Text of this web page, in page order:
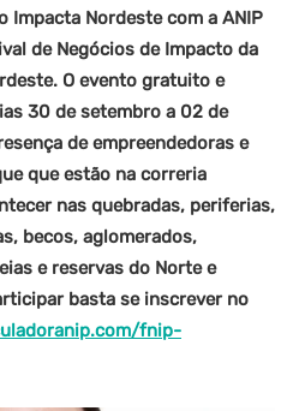
Impacta Nordeste com a ANIP
de Negócios de Impacto da
O evento gratuito e
30 de setembro a 02 de
de empreendedoras e
que estão na correria
nas quebradas, periferias,
becos, aglomerados,
e reservas do Norte e
basta se inscrever no
fnip-